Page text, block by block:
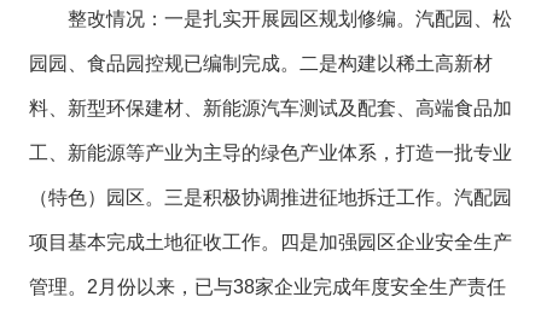
整改情况：一是扎实开展园区规划修编。汽配园、松
园园、食品园控规已编制完成。二是构建以稀土高新材
料、新型环保建材、新能源汽车测试及配套、高端食品加
工、新能源等产业为主导的绿色产业体系，打造一批专业
（特色）园区。三是积极协调推进征地拆迁工作。汽配园
项目基本完成土地征收工作。四是加强园区企业安全生产
管理。2月份以来，已与38家企业完成年度安全生产责任